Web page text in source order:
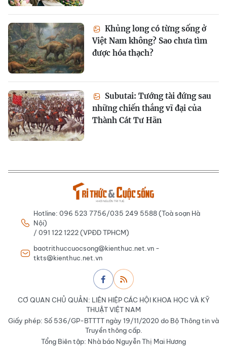
Khủng long có từng sống ở
Việt Nam không? Sao chưa tìm
được hóa thạch?
Subutai: Tướng tài đứng sau
những chiến thắng vĩ đại của
Thành Cát Tư Hãn
Hotline: 096 523 7756/035 249 5588 (Toà soạn Hà
Nội)
/ 091 122 1222 (VPĐD TPHCM)
baotrithuccuocsong@kienthuc.net.vn -
tkts@kienthuc.net.vn
CƠ QUAN CHỦ QUẢN: LIÊN HIỆP CÁC HỘI KHOA HỌC VÀ KỸ
THUẬT VIỆT NAM
Giấy phép: Số 536/GP-BTTTT ngày 19/11/2020 do Bộ Thông tin và
Truyền thông cấp.
Tổng Biên tập: Nhà báo Nguyễn Thị Mai Hương